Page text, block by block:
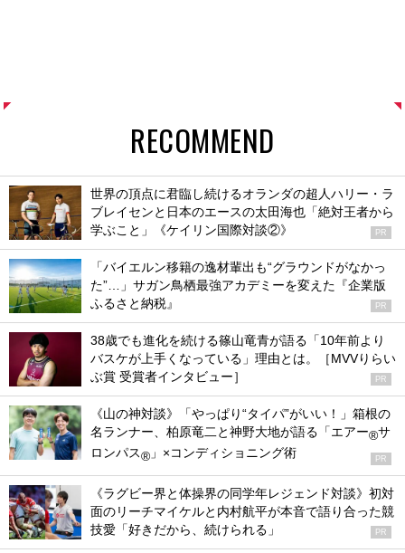
RECOMMEND
世界の頂点に君臨し続けるオランダの超人ハリー・ラ
ブレイセンと日本のエースの太田海也「絶対王者から
学ぶこと」《ケイリン国際対談②》
PR
「バイエルン移籍の逸材輩出も“グラウンドがなかっ
た”…」サガン鳥栖最強アカデミーを変えた『企業版
ふるさと納税』
PR
38歳でも進化を続ける篠山竜青が語る「10年前より
バスケが上手くなっている」理由とは。［MVVりらい
ぶ賞 受賞者インタビュー］
PR
《山の神対談》「やっぱり“タイパ”がいい！」箱根の
名ランナー、柏原竜二と神野大地が語る「エアー®サ
ロンパス® 」×コンディショニング術 PR
《ラグビー界と体操界の同学年レジェンド対談》初対
面のリーチマイケルと内村航平が本音で語り合った競
技愛「好きだから、続けられる」
PR